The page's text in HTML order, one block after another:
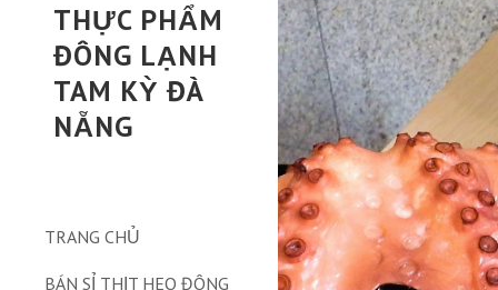
THỰC PHẨM
ĐÔNG LẠNH
TAM KỲ ĐÀ
NẴNG
TRANG CHỦ
BÁN SỈ THỊT HEO ĐÔNG